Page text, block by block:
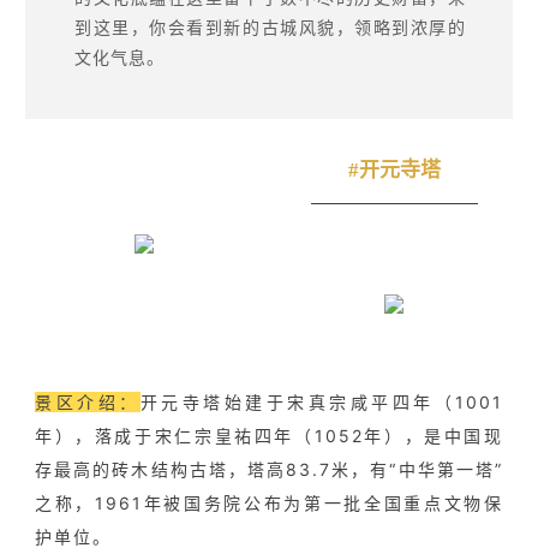
到这里，你会看到新的古城风貌，领略到浓厚的
文化气息。
#开元寺塔
景区介绍： 开元寺塔始建于宋真宗咸平四年（1001
年），落成于宋仁宗皇祐四年（1052年），是中国现
存最高的砖木结构古塔，塔高83.7米，有“中华第一塔”
之称，1961年被国务院公布为第一批全国重点文物保
护单位。